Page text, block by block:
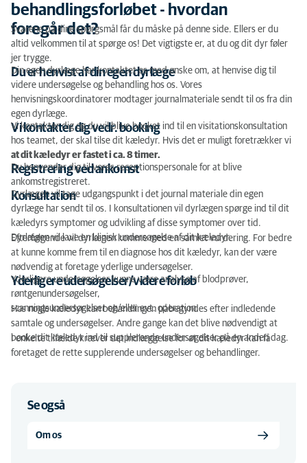
behandlingsforløbet - hvordan
foregår det?
Svarene på dine spørgsmål får du måske på denne side. Ellers er du
altid velkommen til at spørge os! Det vigtigste er, at du og dit dyr føler
jer trygge.
Du er henvist af din egen dyrlæge
Din egen dyrlæge har kontaktet os med ønske om, at henvise dig til
videre undersøgelse og behandling hos os. Vores
henvisningskoordinatorer modtager journalmateriale sendt til os fra din
egen dyrlæge.
Vi kontakter dig vedr. booking
Vi kontakter dig og du vil blive booket ind til en visitationskonsultation
hos teamet, der skal tilse dit kæledyr. Hvis det er muligt foretrækker vi
at dit kæledyr er fastet i ca. 8 timer.
Registrering ved ankomst
Du henvender dig til vores receptionspersonale for at blive
ankomstregistreret.
Konsultation
Dyrlægen vil tage udgangspunkt i det journal materiale din egen
dyrlæge har sendt til os. I konsultationen vil dyrlægen spørge ind til dit
kæledyrs symptomer og udvikling af disse symptomer over tid.
Dyrlægen vil lave en klinisk undersøgelse af dit kæledyr.
Efterfølgende vil dyrlægen komme med en samlet vurdering. For bedre
at kunne komme frem til en diagnose hos dit kæledyr, kan der være
nødvendig at foretage yderlige undersøgelser.
Yderligere udersøgelser/videre forløb
Yderligere undersøgelser kunne være analyse af blodprøver,
røntgenundersøgelser,
scanningsundersøgelser og/eller evt. operation.
Hos nogle kæledyr kan behandlingen påbegyndes efter indledende
samtale og undersøgelser. Andre gange kan det blive nødvendigt at
booke dit kæledyr ind til supplerende undersøgelser på en anden dag.
I enkelte tilfælde kræver det indlæggelse for at dit kæledyr kan få
foretaget de rette supplerende undersøgelser og behandlinger.
Se også
Om os